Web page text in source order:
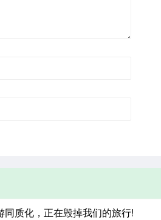
质化，正在毁掉我们的旅行!